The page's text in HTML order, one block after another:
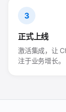
3
正式上线
激活集成，让
注于业务增长。